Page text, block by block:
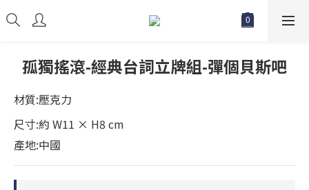
孤獨搖滾-經典台詞立牌組-彈個貝斯吧
材質:壓克力
尺寸:約 W11 × H8 cm
產地:中國